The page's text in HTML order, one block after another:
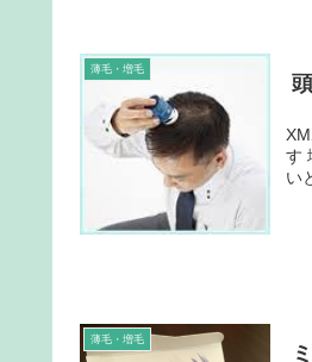
薄毛・増毛
XMホームページ
す 増毛パウダーで薄毛を完全に隠すことはできません 使ってみた感想ですが、それでもなんとかした
薄毛・増毛